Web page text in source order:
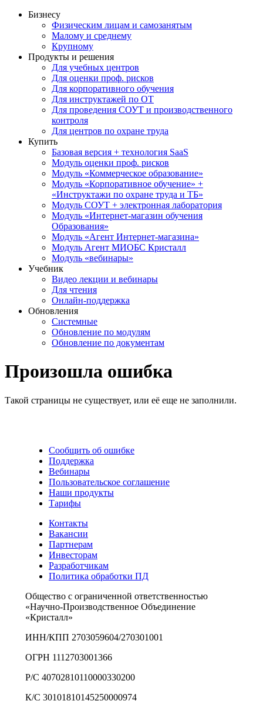
Бизнесу
Физическим лицам и самозанятым
Малому и среднему
Крупному
Продукты и решения
Для учебных центров
Для оценки проф. рисков
Для корпоративного обучения
Для инструктажей по ОТ
Для проведения СОУТ и производственного
контроля
Для центров по охране труда
Купить
Базовая версия + технология SaaS
Модуль оценки проф. рисков
Модуль «Коммерческое образование»
Модуль «Корпоративное обучение» +
«Инструктажи по охране труда и ТБ»
Модуль СОУТ + электронная лаборатория
Модуль «Интернет-магазин обучения
Образования»
Модуль «Агент Интернет-магазина»
Модуль Агент МИОБС Кристалл
Модуль «вебинары»
Учебник
Видео лекции и вебинары
Для чтения
Онлайн-поддержка
Обновления
Системные
Обновление по модулям
Обновление по документам
Произошла ошибка
Такой страницы не существует, или её еще не заполнили.
Сообщить об ошибке
Поддержка
Вебинары
Пользовательское соглашение
Наши продукты
Тарифы
Контакты
Вакансии
Партнерам
Инвесторам
Разработчикам
Политика обработки ПД
Общество с ограниченной ответственностью
«Научно-Производственное Объединение
«Кристалл»
ИНН/КПП 2703059604/270301001
ОГРН 1112703001366
Р/С 40702810110000330200
К/С 30101810145250000974